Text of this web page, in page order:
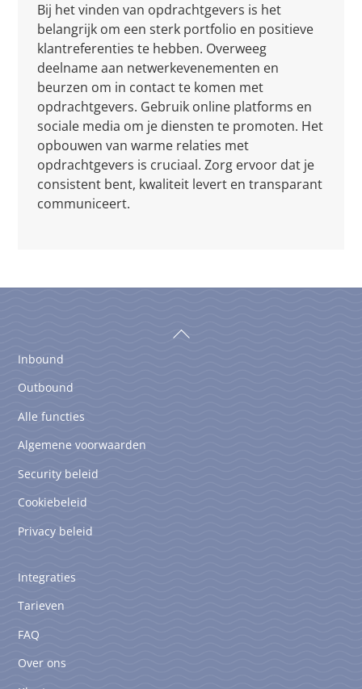
Bij het vinden van opdrachtgevers is het
belangrijk om een sterk portfolio en positieve
klantreferenties te hebben. Overweeg
deelname aan netwerkevenementen en
beurzen om in contact te komen met
opdrachtgevers. Gebruik online platforms en
sociale media om je diensten te promoten. Het
opbouwen van warme relaties met
opdrachtgevers is cruciaal. Zorg ervoor dat je
consistent bent, kwaliteit levert en transparant
communiceert.
Back
Inbound
Outbound
Alle functies
Algemene voorwaarden
Security beleid
Cookiebeleid
Privacy beleid
Integraties
Tarieven
FAQ
Over ons